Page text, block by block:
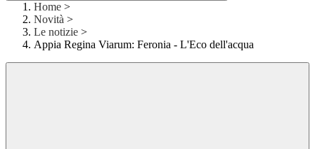
Home >
Novità >
Le notizie >
Appia Regina Viarum: Feronia - L'Eco dell'acqua